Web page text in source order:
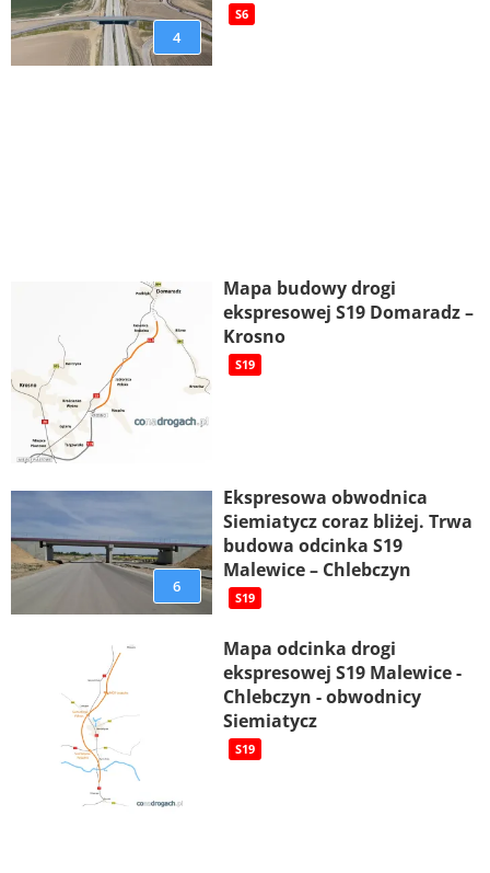
4
S6
Mapa budowy drogi
ekspresowej S19 Domaradz –
Krosno
S19
6
Ekspresowa obwodnica
Siemiatycz coraz bliżej. Trwa
budowa odcinka S19
Malewice – Chlebczyn
S19
Mapa odcinka drogi
ekspresowej S19 Malewice -
Chlebczyn - obwodnicy
Siemiatycz
S19